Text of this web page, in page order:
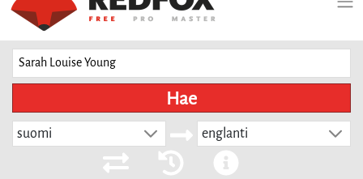
Hae
suomi englanti